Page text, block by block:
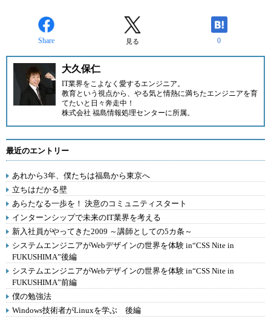
Share 見る 0
大久保仁
IT業界をこよなく愛するエンジニア。
教育という視点から、やる気と情熱に満ちたエンジニアを育
てたいと日々奔走中！
株式会社 福島情報処理センターに所属。
最近のエントリー
あれから3年、僕たちは福島から東京へ
立ちはだかる壁
あらたなる一歩を！ 決意のコミュニティスタート
インターンシップで未来のIT業界を考える
新入社員がやってきた2009 ～講師としての5カ条～
システムエンジニアがWebデザインの世界を体験 in“CSS Nite in
FUKUSHIMA”後編
システムエンジニアがWebデザインの世界を体験 in“CSS Nite in
FUKUSHIMA”前編
僕の勉強法
Windows技術者がLinuxを学ぶ 後編